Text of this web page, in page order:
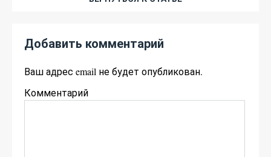
Добавить комментарий
Ваш адрес email не будет опубликован.
Комментарий